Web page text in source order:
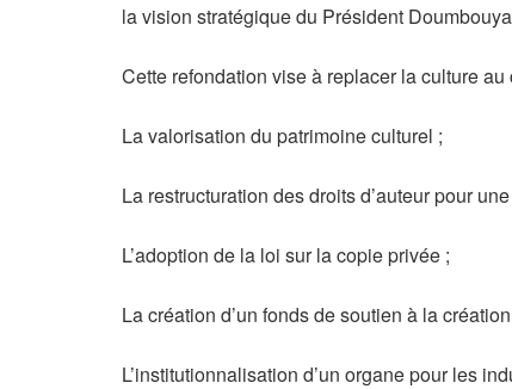
la vision stratégique du Président
Cette refondation vise à replacer la culture
La valorisation du patrimoine culturel ;
La restructuration des droits d’auteur pour
L’adoption de la loi sur la copie privée ;
La création d’un fonds de soutien à la
L’institutionnalisation d’un organe pour les